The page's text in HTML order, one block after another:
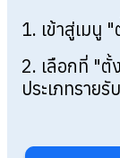
1. เข้าสู่เมนู
2. เลือกที่ "ตั้
ประเภทรายรั